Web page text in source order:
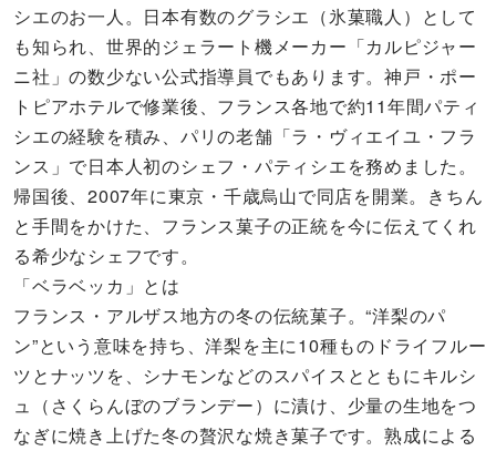
シエのお一人。日本有数のグラシエ（氷菓職人）として
も知られ、世界的ジェラート機メーカー「カルピジャー
ニ社」の数少ない公式指導員でもあります。神戸・ポー
トピアホテルで修業後、フランス各地で約11年間パティ
シエの経験を積み、パリの老舗「ラ・ヴィエイユ・フラ
ンス」で日本人初のシェフ・パティシエを務めました。
帰国後、2007年に東京・千歳烏山で同店を開業。きちん
と手間をかけた、フランス菓子の正統を今に伝えてくれ
る希少なシェフです。
「ベラベッカ」とは
フランス・アルザス地方の冬の伝統菓子。“洋梨のパ
ン”という意味を持ち、洋梨を主に10種ものドライフルー
ツとナッツを、シナモンなどのスパイスとともにキルシ
ュ（さくらんぼのブランデー）に漬け、少量の生地をつ
なぎに焼き上げた冬の贅沢な焼き菓子です。熟成による